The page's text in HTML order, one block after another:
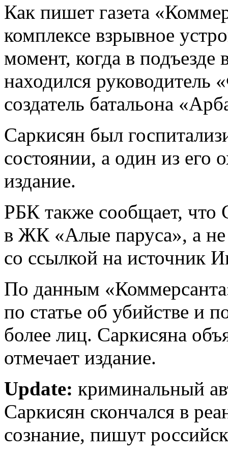
Как пишет газета
комплексе взрывное
момент, когда в подъезде
находился
создатель батальона
Саркисян был
состоянии, а один из его
издание.
РБК также сообщает, что
в ЖК «Алые паруса», а не
со ссылкой на источник
По данным
по статье об убийстве и
более лиц. Саркисяна
отмечает издание.
Update: криминальный
Саркисян скончался в
сознание, пишут